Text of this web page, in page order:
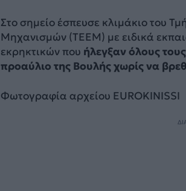
Στο σημείο έσπευσε κλιμάκιο του
Μηχανισμών (ΤΕΕΜ) με ειδικά
εκρηκτικών που ήλεγξαν όλους
προαύλιο της Βουλής χωρίς να
Φωτογραφία αρχείου EUROKINISSI